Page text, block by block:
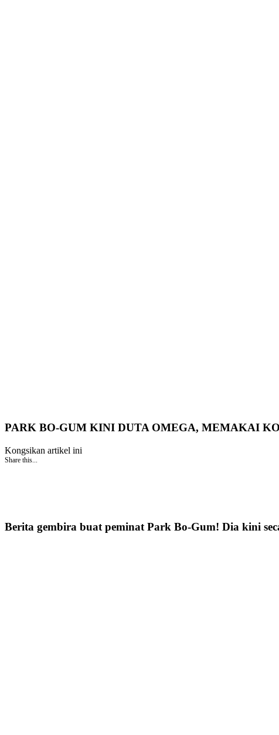
PARK BO-GUM KINI DUTA OMEGA, MEMAKAI
Kongsikan artikel ini
Share this...
Berita gembira buat peminat Park Bo-Gum! Dia kini